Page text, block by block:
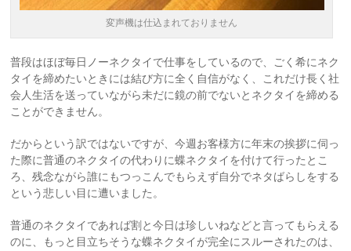
変声機は仕込まれておりません
普段はほぼ毎日ノーネクタイで仕事をしているので、ごく希にネク
タイを締めたいときには結び方に全く自信がなく、これだけ長く社
会人生活を送っていながら未だに鏡の前でないとネクタイを締める
ことができません。
だからという訳ではないですが、今週お客様方に年末の挨拶に伺っ
た際に普通のネクタイの代わりに蝶ネクタイを付けて行ったとこ
ろ、残念ながら誰にもつっこんでもらえず自分でネタばらしをする
という悲しい目に遭いました。
普通のネクタイであれば割と今日は珍しいねなどと言ってもらえる
のに、もっと目立ちそうな蝶ネクタイが完全にスルーされたのは、